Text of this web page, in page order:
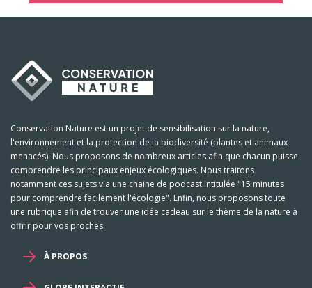
Conservation Nature est un projet de sensibilisation sur la nature,
l'environnement et la protection de la biodiversité (plantes et animaux
menacés). Nous proposons de nombreux articles afin que chacun puisse
comprendre les principaux enjeux écologiques. Nous traitons
notamment ces sujets via une chaine de podcast intitulée "15 minutes
pour comprendre facilement l'écologie". Enfin, nous proposons toute
une rubrique afin de trouver une idée cadeau sur le thème de la nature à
offrir pour vos proches.
À PROPOS